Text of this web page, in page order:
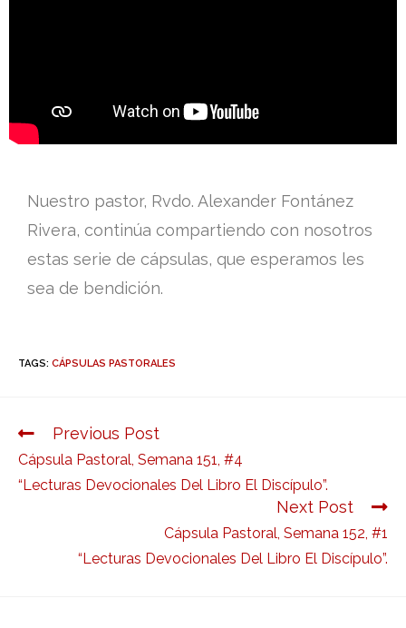
Nuestro pastor, Rvdo. Alexander Fontánez
Rivera, continúa compartiendo con nosotros
estas serie de cápsulas, que esperamos les
sea de bendición.
TAGS: CÁPSULAS PASTORALES
Previous Post
Cápsula Pastoral, Semana 151, #4
“Lecturas Devocionales Del Libro El Discípulo”.
Next Post
Cápsula Pastoral, Semana 152, #1
“Lecturas Devocionales Del Libro El Discípulo”.